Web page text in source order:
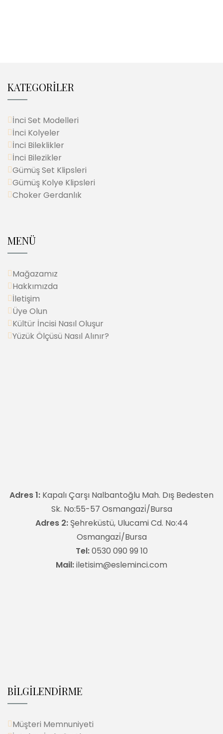
KATEGORİLER
İnci Set Modelleri
İnci Kolyeler
İnci Bileklikler
İnci Bilezikler
Gümüş Set Klipsleri
Gümüş Kolye Klipsleri
Choker Gerdanlık
MENÜ
Mağazamız
Hakkımızda
İletişim
Üye Olun
Kültür İncisi Nasıl Oluşur
Yüzük Ölçüsü Nasıl Alınır?
Adres 1: Kapalı Çarşı Nalbantoğlu Mah. Dış Bedesten
Sk. No:55-57 Osmangazi̇/Bursa
Adres 2:Şehreküstü, Ulucami Cd. No:44
Osmangazi̇/Bursa
Tel:0530 090 99 10
Mail:iletisim@esleminci.com
BİLGİLENDİRME
Müşteri Memnuniyeti